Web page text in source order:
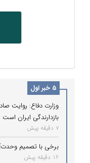
5 خبر اول
وزارت دفاع: روایت
بازدارندگی ایران است
7 دقیقه پیش
برخی با تصمیم
16 دقیقه پیش